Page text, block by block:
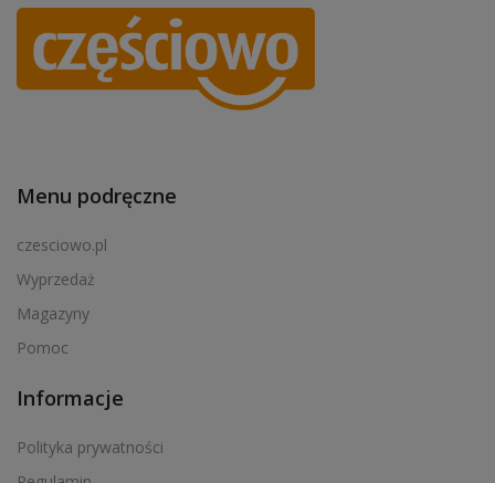
Menu podręczne
czesciowo.pl
Wyprzedaż
Magazyny
Pomoc
Informacje
Polityka prywatności